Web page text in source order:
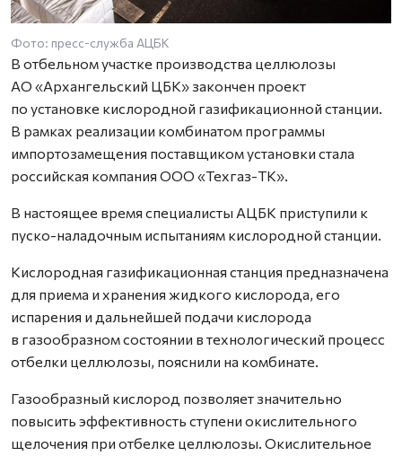
Фото: пресс-служба АЦБК
В отбельном участке производства целлюлозы
АО «Архангельский ЦБК» закончен проект
по установке кислородной газификационной станции.
В рамках реализации комбинатом программы
импортозамещения поставщиком установки стала
российская компания ООО «Техгаз-ТК».
В настоящее время специалисты АЦБК приступили к
пуско-наладочным испытаниям кислородной станции.
Кислородная газификационная станция предназначена
для приема и хранения жидкого кислорода, его
испарения и дальнейшей подачи кислорода
в газообразном состоянии в технологический процесс
отбелки целлюлозы, пояснили на комбинате.
Газообразный кислород позволяет значительно
повысить эффективность ступени окислительного
щелочения при отбелке целлюлозы. Окислительное